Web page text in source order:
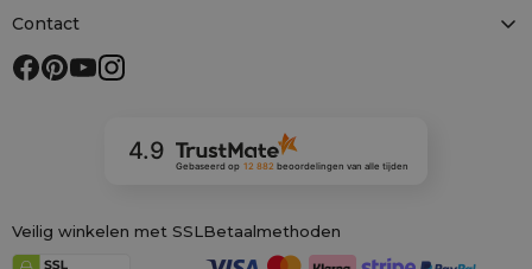
Contact
4.9
Gebaseerd op 12 882 beoordelingenvan alle tijden
Veilig winkelen met SSLBetaalmethoden